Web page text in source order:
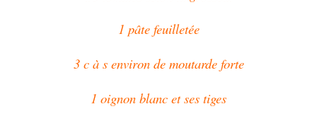
1 pâte feuilletée
3 c à s environ de moutarde forte
1 oignon blanc et ses tiges